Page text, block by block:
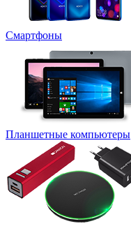
Смартфоны
Планшетные компьютеры